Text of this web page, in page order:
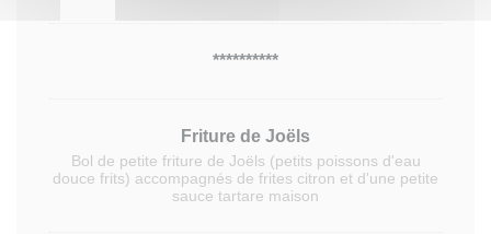
**********
Friture de Joëls
Bol de petite friture de Joëls (petits poissons d'eau
douce frits) accompagnés de frites citron et d'une petite
sauce tartare maison